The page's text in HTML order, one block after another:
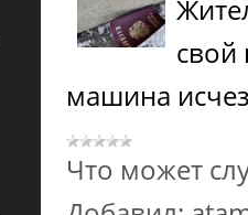
свой
машина
Что может